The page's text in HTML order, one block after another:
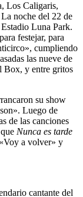
Los Caligaris,
noche del 22 de
Estadio Luna Park.
festejar, para
cumpliendo
las nueve de
Box, y entre gritos
su show
Luego de
de las canciones
Nunca es tarde
a volver» y
cantante del